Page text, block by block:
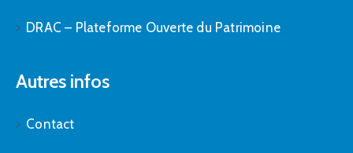
DRAC – Plateforme Ouverte du Patrimoine
Autres infos
Contact